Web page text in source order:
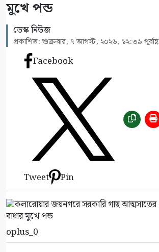
মুখে পন্ড
ডেস্ক নিউজ
প্রকাশিত: শুক্রবার, ৭ আগস্ট, ২০২৬, ১২:৩৯ পূর্বাহ্ণ
Facebook
Tweet Pin
oplus_0